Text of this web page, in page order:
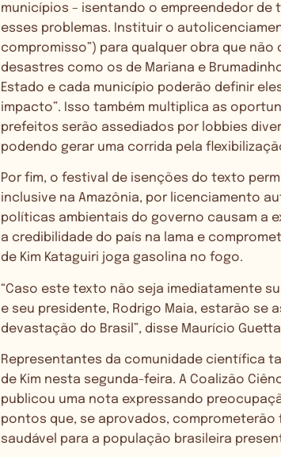
municípios – isentando o empreendedor
esses problemas. Instituir o
compromisso”) para qualquer obra que
desastres como os de Mariana e
Estado e cada município poderão definir
impacto”. Isso também multiplica as
prefeitos serão assediados por lobbies
podendo gerar uma corrida pela
Por fim, o festival de isenções do texto
inclusive na Amazônia, por licenciamento
políticas ambientais do governo causam a
a credibilidade do país na lama e
de Kim Kataguiri joga gasolina no fogo.
“Caso este texto não seja imediatamente
e seu presidente, Rodrigo Maia, estarão se
devastação do Brasil”, disse Maurício
Representantes da comunidade científica
de Kim nesta segunda-feira. A Coalizão
publicou uma nota expressando
pontos que, se aprovados,
saudável para a população brasileira